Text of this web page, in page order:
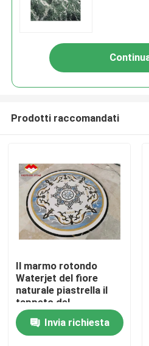
Casa.
Prodotti
Prodotti raccomandati
Il marmo rotondo
Waterjet del fiore
naturale piastrella il
tappeto del
medaglione
Invia richiesta